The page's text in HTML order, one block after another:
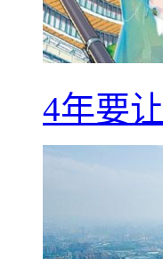
4年要